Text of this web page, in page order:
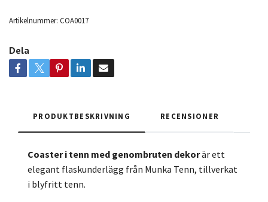
Artikelnummer: COA0017
Dela
PRODUKTBESKRIVNING RECENSIONER
Coaster i tenn med genombruten dekorär ett
elegant flaskunderlägg från Munka Tenn, tillverkat
i blyfritt tenn.